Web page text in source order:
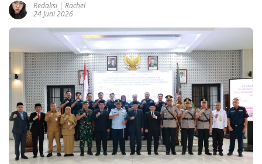
Redaksi | Rachel
24 Juni 2026